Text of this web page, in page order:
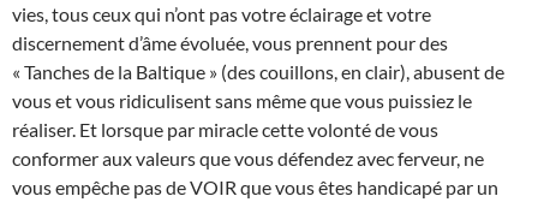
vies, tous ceux qui n’ont pas votre éclairage et votre
discernement d’âme évoluée, vous prennent pour des
« Tanches de la Baltique » (des couillons, en clair), abusent de
vous et vous ridiculisent sans même que vous puissiez le
réaliser. Et lorsque par miracle cette volonté de vous
conformer aux valeurs que vous défendez avec ferveur, ne
vous empêche pas de VOIR que vous êtes handicapé par un